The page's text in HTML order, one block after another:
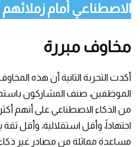
الاصطناعي أمام زملائهم
مخاوف مبررة
أكدت التجربة الثانية أن هذه
الموظفين، صنف المشاركون
من الذكاء الاصطناعي على أنهم
اجتهاداً، وأقل استقلالية، وأقل
مساعدة مماثلة من مصادر غير